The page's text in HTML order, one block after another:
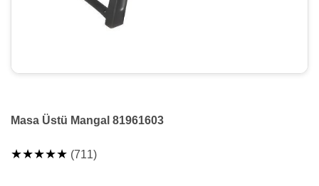
Masa Üstü Mangal 81961603
★★★★★ (711)